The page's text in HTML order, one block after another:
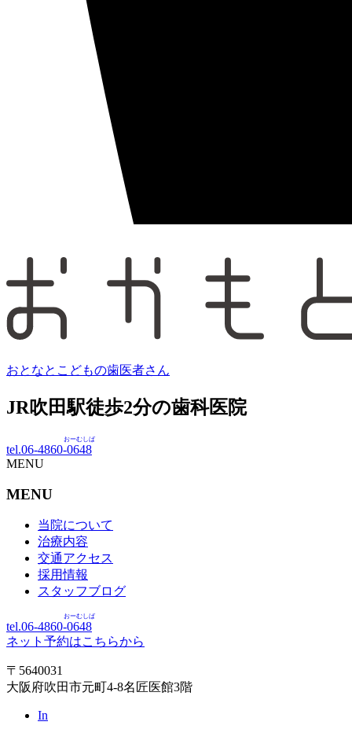
おとなとこどもの歯医者さん
JR吹田駅徒歩2分の歯科医院
tel.06-4860-0648
おーむしば
MENU
MENU
当院について
治療内容
交通アクセス
採用情報
スタッフブログ
tel.06-4860-0648
おーむしば
ネット予約はこちらから
〒5640031
大阪府吹田市元町4-8名匠医館3階
In